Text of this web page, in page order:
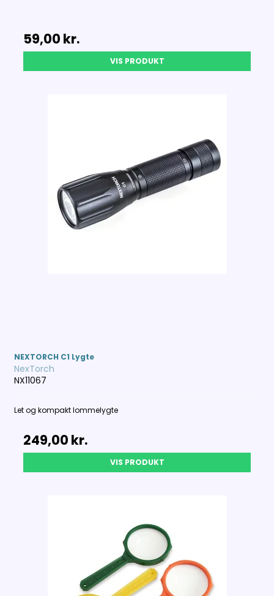
59,00 kr.
VIS PRODUKT
NEXTORCH C1 Lygte
NexTorch
NX11067
Let og kompakt lommelygte
249,00 kr.
VIS PRODUKT